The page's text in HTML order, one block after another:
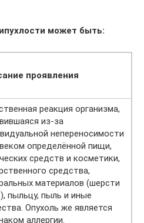
может быть:
проявления
реакция организма,
из-за
непереносимости
определённой пищи,
средств и косметики,
средства,
материалов (шерсти
пыльцу, пыль и иные
Опухоль же является
аллергии.